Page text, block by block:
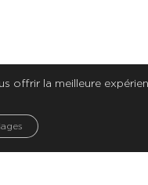
offrir la meilleure